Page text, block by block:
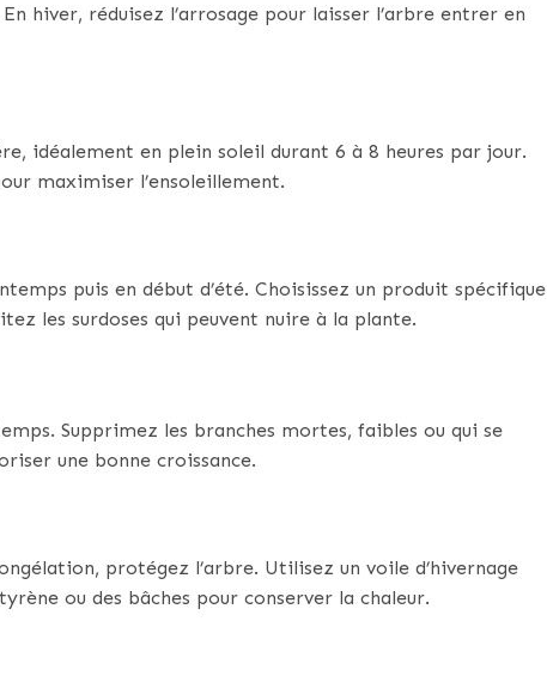
hiver, réduisez l’arrosage pour laisser l’arbre entrer en
idéalement en plein soleil durant 6 à 8 heures par jour.
maximiser l’ensoleillement.
puis en début d’été. Choisissez un produit spécifique
les surdoses qui peuvent nuire à la plante.
Supprimez les branches mortes, faibles ou qui se
une bonne croissance.
protégez l’arbre. Utilisez un voile d’hivernage
ou des bâches pour conserver la chaleur.